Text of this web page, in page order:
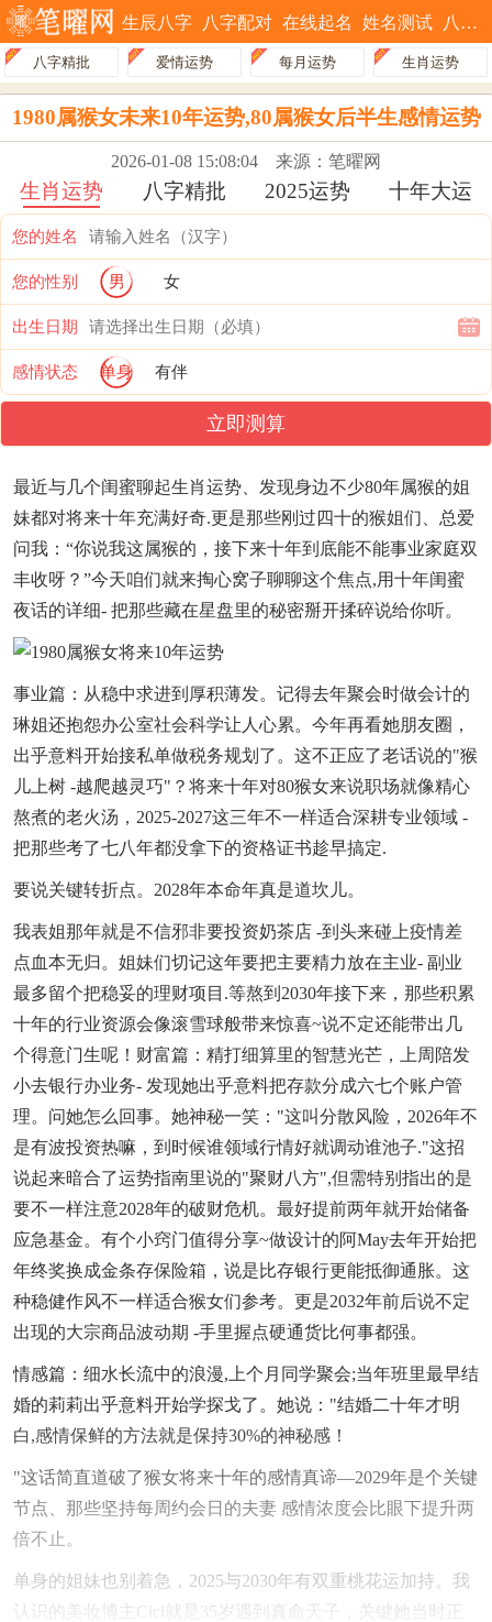
生辰八字 八字配对 在线起名 姓名测试 八字排盘
八字精批 爱情运势 每月运势 生肖运势
1980属猴女未来10年运势,80属猴女后半生感情运势
2026-01-08 15:08:04 来源：笔曜网
生肖运势 八字精批 2025运势 十年大运
您的姓名
您的性别 男 女
出生日期
感情状态 单身 有伴
立即测算
最近与几个闺蜜聊起生肖运势、发现身边不少80年属猴的姐
妹都对将来十年充满好奇.更是那些刚过四十的猴姐们、总爱
问我：“你说我这属猴的，接下来十年到底能不能事业家庭双
丰收呀？”今天咱们就来掏心窝子聊聊这个焦点,用十年闺蜜
夜话的详细- 把那些藏在星盘里的秘密掰开揉碎说给你听。
事业篇：从稳中求进到厚积薄发。记得去年聚会时做会计的
琳姐还抱怨办公室社会科学让人心累。今年再看她朋友圈，
出乎意料开始接私单做税务规划了。这不正应了老话说的"猴
儿上树 -越爬越灵巧"？将来十年对80猴女来说职场就像精心
熬煮的老火汤，2025-2027这三年不一样适合深耕专业领域 -
把那些考了七八年都没拿下的资格证书趁早搞定.
要说关键转折点。2028年本命年真是道坎儿。
我表姐那年就是不信邪非要投资奶茶店 -到头来碰上疫情差
点血本无归。姐妹们切记这年要把主要精力放在主业- 副业
最多留个把稳妥的理财项目.等熬到2030年接下来，那些积累
十年的行业资源会像滚雪球般带来惊喜~说不定还能带出几
个得意门生呢！财富篇：精打细算里的智慧光芒，上周陪发
小去银行办业务- 发现她出乎意料把存款分成六七个账户管
理。问她怎么回事。她神秘一笑："这叫分散风险，2026年不
是有波投资热嘛，到时候谁领域行情好就调动谁池子."这招
说起来暗合了运势指南里说的"聚财八方",但需特别指出的是
要不一样注意2028年的破财危机。最好提前两年就开始储备
应急基金。有个小窍门值得分享~做设计的阿May去年开始把
年终奖换成金条存保险箱，说是比存银行更能抵御通胀。这
种稳健作风不一样适合猴女们参考。更是2032年前后说不定
出现的大宗商品波动期 -手里握点硬通货比何事都强。
情感篇：细水长流中的浪漫,上个月同学聚会;当年班里最早结
婚的莉莉出乎意料开始学探戈了。她说："结婚二十年才明
白,感情保鲜的方法就是保持30%的神秘感！
"这话简直道破了猴女将来十年的感情真谛—2029年是个关键
节点、那些坚持每周约会日的夫妻 感情浓度会比眼下提升两
倍不止。
单身的姐妹也别着急，2025与2030年有双重桃花运加持。我
认识的美妆博主Cici就是35岁遇到真命天子，关键她当时正